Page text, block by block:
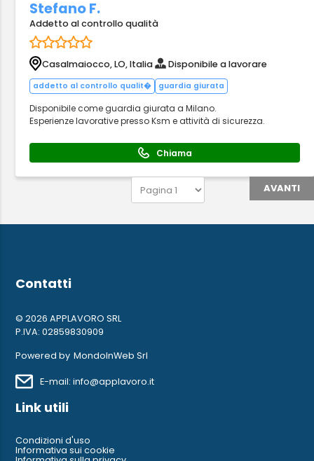
Stefano F.
Addetto al controllo qualità
Casalmaiocco, LO, Italia Disponibile a lavorare
addetto al controllo qualit� guardia giurata
Disponibile come guardia giurata a Milano.
Esperienze lavorative presso Ksm e attività di sicurezza.
Chiama
AVANTI
Contatti
© 2026 APPLAVORO SRL
P.IVA: 02859830909
Powered by MondoInWeb Srl
E-mail: info@applavoro.it
Link utili
Condizioni d'uso
Informativa sui cookie